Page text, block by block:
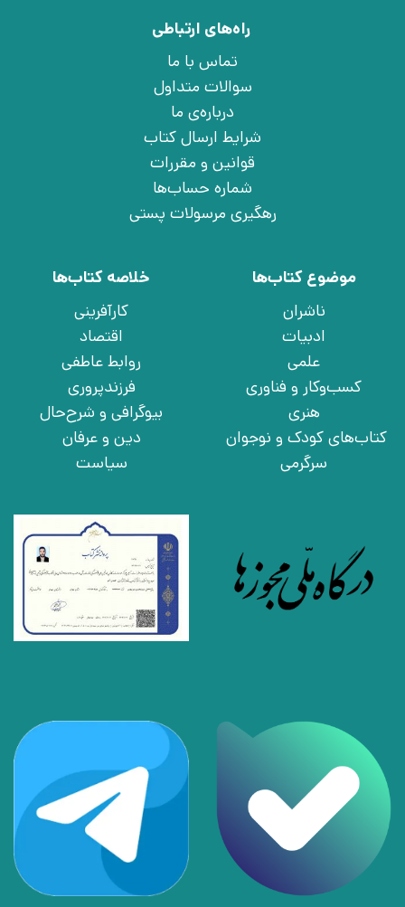
راه‌های ارتباطی
تماس با ما
سوالات متداول
درباره‌ی ما
شرایط ارسال کتاب
قوانین و مقررات
شماره حساب‌ها
رهگیری مرسولات پستی
موضوع کتاب‌ها
ناشران
ادبیات
علمی
کسب‌وکار و فناوری
هنری
کتاب‌های کودک و نوجوان
سرگرمی
خلاصه کتاب‌ها
کارآفرینی
اقتصاد
روابط عاطفی
فرزندپروری
بیوگرافی و شرح‌حال
دین و عرفان
سیاست